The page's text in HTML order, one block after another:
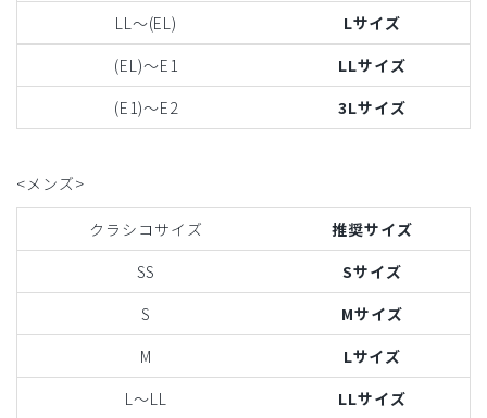
LL〜(EL)
Lサイズ
(EL)〜E1
LLサイズ
(E1)〜E2
3Lサイズ
<メンズ>
クラシコサイズ
推奨サイズ
SS
Sサイズ
S
Mサイズ
M
Lサイズ
L〜LL
LLサイズ